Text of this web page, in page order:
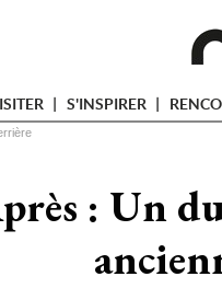
S'INSPIRER
: Un